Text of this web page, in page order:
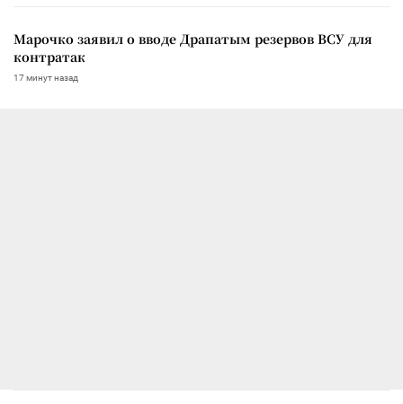
Марочко заявил о вводе Драпатым резервов ВСУ для
контратак
17 минут назад